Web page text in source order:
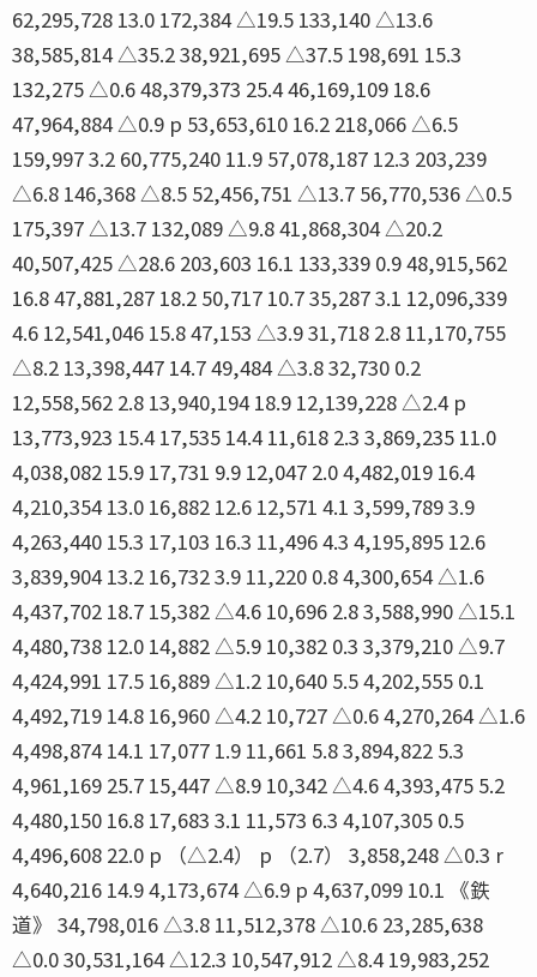
62,295,728 13.0 172,384 △19.5 133,140 △13.6
38,585,814 △35.2 38,921,695 △37.5 198,691 15.3
132,275 △0.6 48,379,373 25.4 46,169,109 18.6
47,964,884 △0.9 p 53,653,610 16.2 218,066 △6.5
159,997 3.2 60,775,240 11.9 57,078,187 12.3 203,239
△6.8 146,368 △8.5 52,456,751 △13.7 56,770,536 △0.5
175,397 △13.7 132,089 △9.8 41,868,304 △20.2
40,507,425 △28.6 203,603 16.1 133,339 0.9 48,915,562
16.8 47,881,287 18.2 50,717 10.7 35,287 3.1 12,096,339
4.6 12,541,046 15.8 47,153 △3.9 31,718 2.8 11,170,755
△8.2 13,398,447 14.7 49,484 △3.8 32,730 0.2
12,558,562 2.8 13,940,194 18.9 12,139,228 △2.4 p
13,773,923 15.4 17,535 14.4 11,618 2.3 3,869,235 11.0
4,038,082 15.9 17,731 9.9 12,047 2.0 4,482,019 16.4
4,210,354 13.0 16,882 12.6 12,571 4.1 3,599,789 3.9
4,263,440 15.3 17,103 16.3 11,496 4.3 4,195,895 12.6
3,839,904 13.2 16,732 3.9 11,220 0.8 4,300,654 △1.6
4,437,702 18.7 15,382 △4.6 10,696 2.8 3,588,990 △15.1
4,480,738 12.0 14,882 △5.9 10,382 0.3 3,379,210 △9.7
4,424,991 17.5 16,889 △1.2 10,640 5.5 4,202,555 0.1
4,492,719 14.8 16,960 △4.2 10,727 △0.6 4,270,264 △1.6
4,498,874 14.1 17,077 1.9 11,661 5.8 3,894,822 5.3
4,961,169 25.7 15,447 △8.9 10,342 △4.6 4,393,475 5.2
4,480,150 16.8 17,683 3.1 11,573 6.3 4,107,305 0.5
4,496,608 22.0 p （△2.4） p （2.7） 3,858,248 △0.3 r
4,640,216 14.9 4,173,674 △6.9 p 4,637,099 10.1 《鉄
道》 34,798,016 △3.8 11,512,378 △10.6 23,285,638
△0.0 30,531,164 △12.3 10,547,912 △8.4 19,983,252